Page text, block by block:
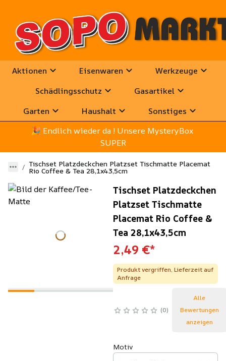
Aktionen Eisenwaren
Werkzeuge
Schädlingsschutz
Gasartikel
Garten
Haushalt
Sonstiges
🎉 Endlich wieder da ! Unsere MysteryBox
SUPER
Tischset Platzdeckchen Platzset Tischmatte Placemat
Rio Coffee & Tea 28,1x43,5cm
Tischset Platzdeckchen
Platzset Tischmatte
Placemat Rio Coffee &
Tea 28,1x43,5cm
2,49 €*
Produkt vergriffen, Lieferzeit auf
Anfrage
0
Alle
Bewertungen
anzeigen
Motiv